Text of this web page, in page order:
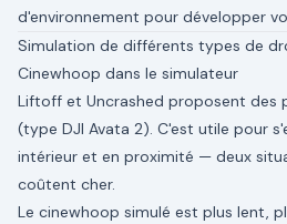
d'environnement pour développer
Simulation de différents types de
Cinewhoop dans le simulateur
Liftoff et Uncrashed proposent des
(type DJI Avata 2). C'est utile pour
intérieur et en proximité — deux
coûtent cher.
Le cinewhoop simulé est plus lent,